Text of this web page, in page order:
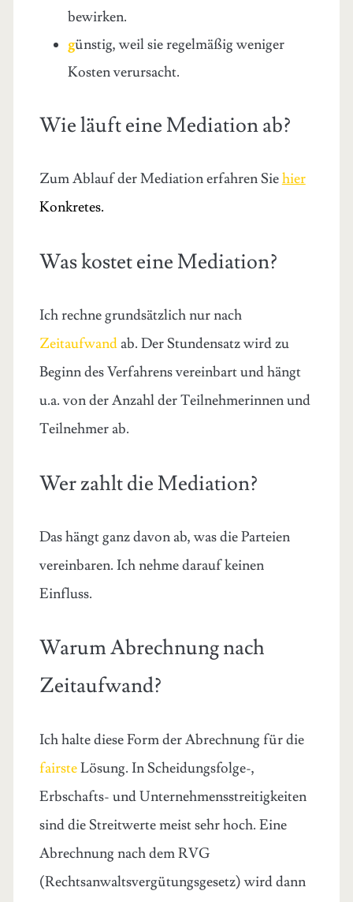
bewirken.
günstig, weil sie regelmäßig weniger
Kosten verursacht.
Wie läuft eine Mediation ab?
Zum Ablauf der Mediation erfahren Siehier
Konkretes.
Was kostet eine Mediation?
Ich rechne grundsätzlich nur nach
Zeitaufwandab. Der Stundensatz wird zu
Beginn des Verfahrens vereinbart und hängt
u.a. von der Anzahl der Teilnehmerinnen und
Teilnehmer ab.
Wer zahlt die Mediation?
Das hängt ganz davon ab, was die Parteien
vereinbaren. Ich nehme darauf keinen
Einfluss.
Warum Abrechnung nach
Zeitaufwand?
Ich halte diese Form der Abrechnung für die
fairsteLösung. In Scheidungsfolge-,
Erbschafts- und Unternehmensstreitigkeiten
sind die Streitwerte meist sehr hoch. Eine
Abrechnung nach dem RVG
(Rechtsanwaltsvergütungsgesetz) wird dann